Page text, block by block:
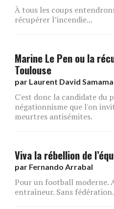
À tous les coups
récupérer l’incendie...
Marine Le Pen ou la
Toulouse
par Laurent David Samama
C'est donc la candidate du
négationnisme que l'on
meurtres antisémites.
Viva la rébellion de
par Fernando Arrabal
Pour un football moderne.
entraîneur. Sans